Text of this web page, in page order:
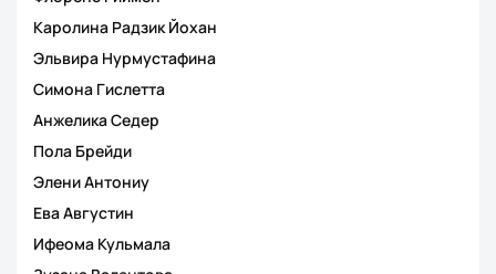
Каролина Радзик Йохан
Эльвира Нурмустафина
Симона Гислетта
Анжелика Седер
Пола Брейди
Элени Антониу
Ева Августин
Ифеома Кульмала